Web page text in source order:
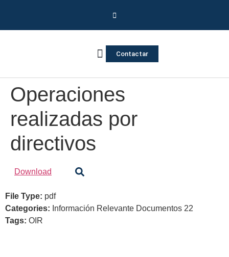
Contactar
Operaciones
realizadas por
directivos
Download
File Type: pdf
Categories: Información Relevante Documentos 22
Tags: OIR